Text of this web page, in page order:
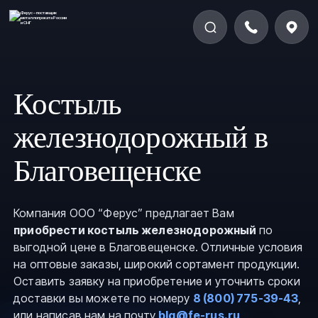
Костыль
железнодорожный в
Благовещенске
Компания ООО “Ферус” предлагает Вам
приобрести костыль железнодорожный по
выгодной цене в Благовещенске. Отличные условия
на оптовые заказы, широкий сортамент продукции.
Оставить заявку на приобретение и уточнить сроки
доставки вы можете по номеру 8 (800) 775-39-43,